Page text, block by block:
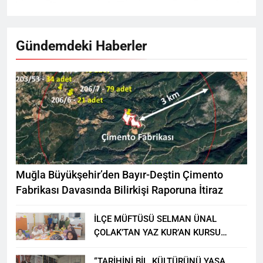
Gündemdeki Haberler
Muğla Büyükşehir’den Bayır-Deştin Çimento
Fabrikası Davasında Bilirkişi Raporuna İtiraz
İLÇE MÜFTÜSÜ SELMAN ÜNAL
ÇOLAK’TAN YAZ KUR’AN KURSU